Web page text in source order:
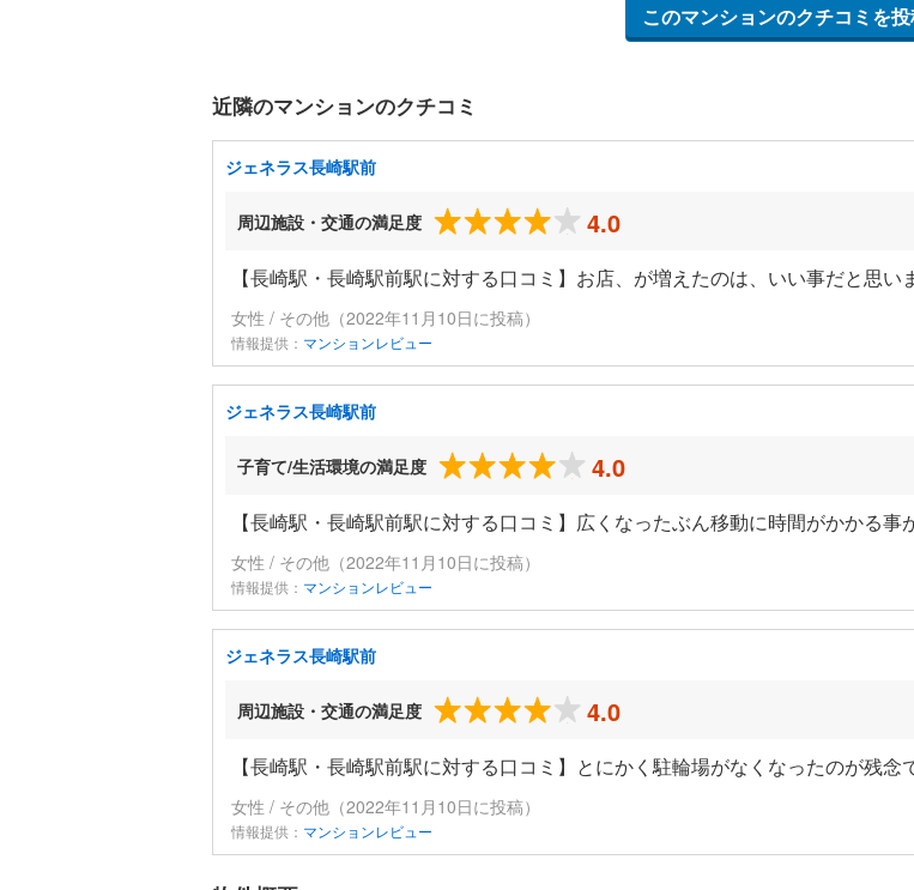
このマンションのクチコミを
近隣のマンションのクチコミ
ジェネラス長崎駅前
周辺施設・交通の満足度 4.0
【長崎駅・長崎駅前駅に対する口コミ】お店、が増えたのは、いい事だと思い
女性 / その他（2022年11月10日に投稿）
情報提供： マンションレビュー
ジェネラス長崎駅前
子育て/生活環境の満足度 4.0
【長崎駅・長崎駅前駅に対する口コミ】広くなったぶん移動に時間がかかる事
女性 / その他（2022年11月10日に投稿）
情報提供： マンションレビュー
ジェネラス長崎駅前
周辺施設・交通の満足度 4.0
【長崎駅・長崎駅前駅に対する口コミ】とにかく駐輪場がなくなったのが残
女性 / その他（2022年11月10日に投稿）
情報提供： マンションレビュー